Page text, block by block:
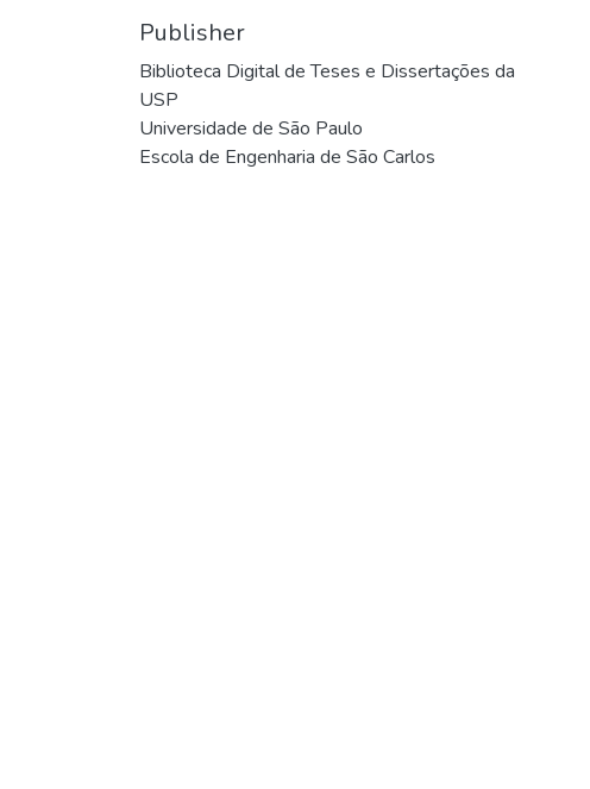
Publisher
Biblioteca Digital de Teses e Dissertações da
USP
Universidade de São Paulo
Escola de Engenharia de São Carlos